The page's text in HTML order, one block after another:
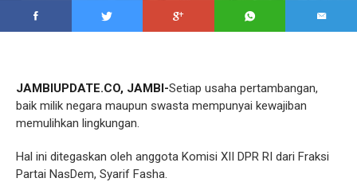
JAMBIUPDATE.CO, JAMBI-Setiap usaha pertambangan,
baik milik negara maupun swasta mempunyai kewajiban
memulihkan lingkungan.
Hal ini ditegaskan oleh anggota Komisi XII DPR RI dari Fraksi
Partai NasDem, Syarif Fasha.